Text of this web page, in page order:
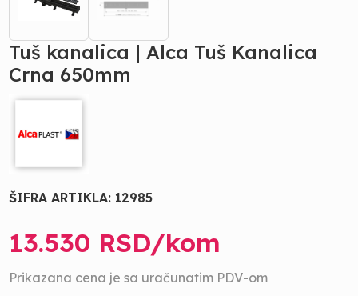
Tuš kanalica | Alca Tuš Kanalica
Crna 650mm
ŠIFRA ARTIKLA: 12985
13.530 RSD/kom
Prikazana cena je sa uračunatim PDV-om